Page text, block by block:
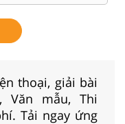
thoại, giải bài
Văn mẫu, Thi
Tải ngay ứng